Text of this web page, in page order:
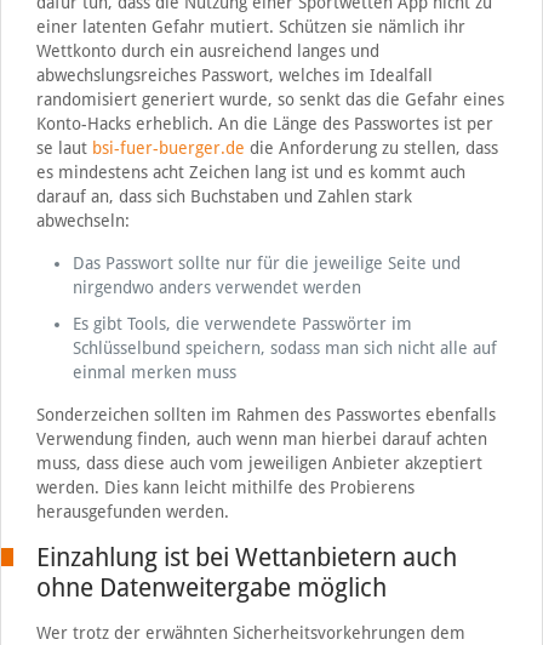
einer latenten Gefahr mutiert. Schützen sie nämlich ihr
Wettkonto durch ein ausreichend langes und
abwechslungsreiches Passwort, welches im Idealfall
randomisiert generiert wurde, so senkt das die Gefahr eines
Konto-Hacks erheblich. An die Länge des Passwortes ist per
se laut bsi-fuer-buerger.de die Anforderung zu stellen, dass
es mindestens acht Zeichen lang ist und es kommt auch
darauf an, dass sich Buchstaben und Zahlen stark
abwechseln:
Das Passwort sollte nur für die jeweilige Seite und
nirgendwo anders verwendet werden
Es gibt Tools, die verwendete Passwörter im
Schlüsselbund speichern, sodass man sich nicht alle auf
einmal merken muss
Sonderzeichen sollten im Rahmen des Passwortes ebenfalls
Verwendung finden, auch wenn man hierbei darauf achten
muss, dass diese auch vom jeweiligen Anbieter akzeptiert
werden. Dies kann leicht mithilfe des Probierens
herausgefunden werden.
Einzahlung ist bei Wettanbietern auch
ohne Datenweitergabe möglich
Wer trotz der erwähnten Sicherheitsvorkehrungen dem